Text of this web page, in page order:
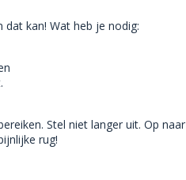
dat kan! Wat heb je nodig:
Stel niet langer uit. Op naar
rug!